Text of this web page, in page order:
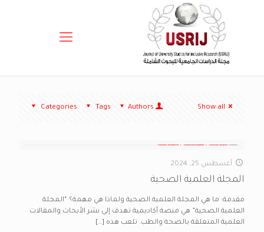
Categories Tags Authors Show all
أغسطس 25, 2024
المجلة العلمية الصحية
مقدمة: ما هي المجلة العلمية الصحية ولماذا هي مهمة؟ “المجلة
العلمية الصحية” هي منصة أكاديمية تهدف إلى نشر الأبحاث والمقالات
العلمية المتعلقة بالصحة والطب. تلعب هذه […]